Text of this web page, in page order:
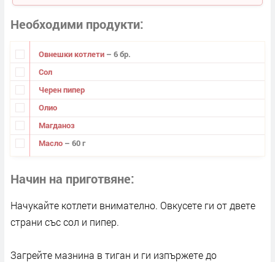
Необходими продукти
Овнешки котлети – 6 бр.
Сол
Черен пипер
Олио
Магданоз
Масло – 60 г
Начин на приготвяне
Начукайте котлети внимателно. Овкусете ги от двете
страни със сол и пипер.
Загрейте мазнина в тиган и ги изпържете до